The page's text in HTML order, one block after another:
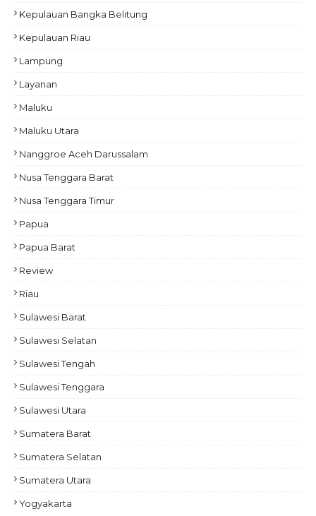
Kepulauan Bangka Belitung
Kepulauan Riau
Lampung
Layanan
Maluku
Maluku Utara
Nanggroe Aceh Darussalam
Nusa Tenggara Barat
Nusa Tenggara Timur
Papua
Papua Barat
Review
Riau
Sulawesi Barat
Sulawesi Selatan
Sulawesi Tengah
Sulawesi Tenggara
Sulawesi Utara
Sumatera Barat
Sumatera Selatan
Sumatera Utara
Yogyakarta